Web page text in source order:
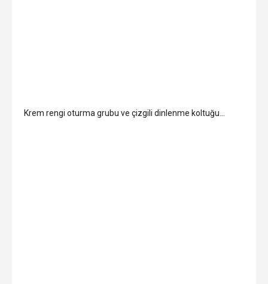
Krem rengi oturma grubu ve çizgili dinlenme koltuğu…